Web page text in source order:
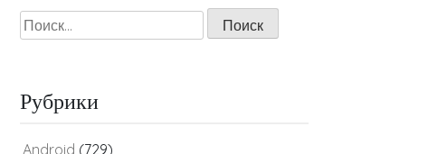
Найти:
Рубрики
Android (729)